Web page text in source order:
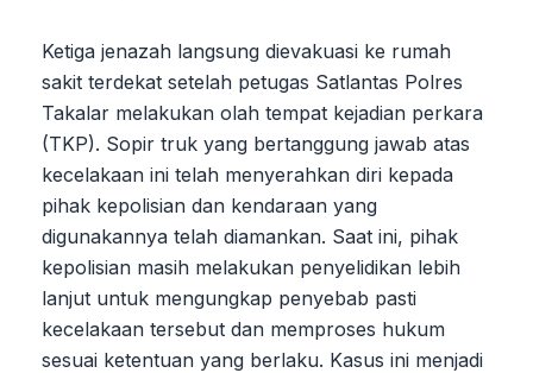
Ketiga jenazah langsung dievakuasi ke rumah
sakit terdekat setelah petugas Satlantas Polres
Takalar melakukan olah tempat kejadian perkara
(TKP). Sopir truk yang bertanggung jawab atas
kecelakaan ini telah menyerahkan diri kepada
pihak kepolisian dan kendaraan yang
digunakannya telah diamankan. Saat ini, pihak
kepolisian masih melakukan penyelidikan lebih
lanjut untuk mengungkap penyebab pasti
kecelakaan tersebut dan memproses hukum
sesuai ketentuan yang berlaku. Kasus ini menjadi